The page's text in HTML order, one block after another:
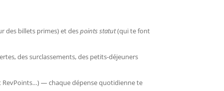
des billets primes) et despoints statut(qui te font
des surclassements, des petits-déjeuners
RevPoints…) — chaque dépense quotidienne te